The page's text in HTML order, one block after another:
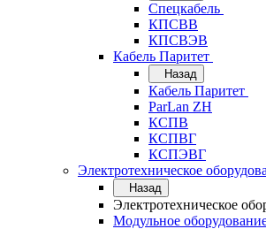
Спецкабель
КПСВВ
КПСВЭВ
Кабель Паритет
Назад
Кабель Паритет
ParLan ZH
КСПВ
КСПВГ
КСПЭВГ
Электротехническое
Назад
Электротехническое
Модульное